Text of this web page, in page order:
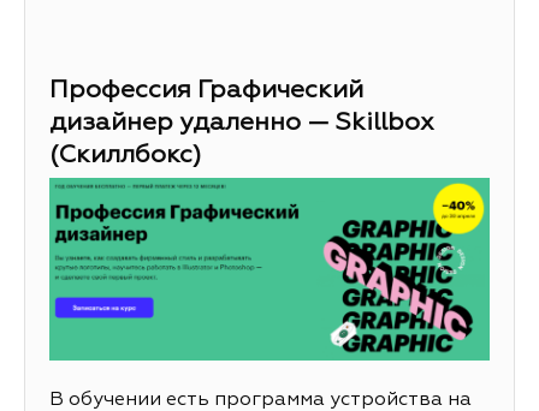
Профессия Графический
дизайнер удаленно — Skillbox
(Скиллбокс)
В обучении есть программа устройства на